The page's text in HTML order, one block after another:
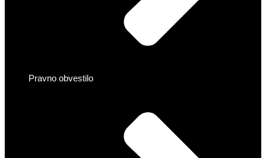
Pravno obvestilo